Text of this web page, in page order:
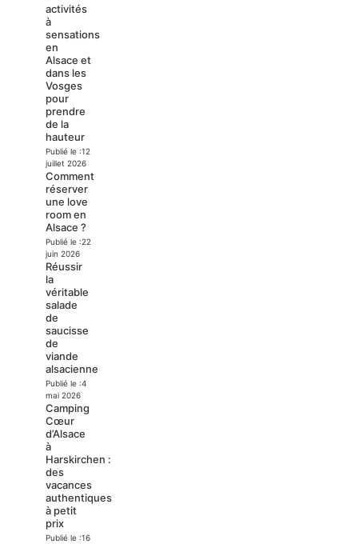
activités
à
sensations
en
Alsace et
dans les
Vosges
pour
prendre
de la
hauteur
Publié le :12
juillet 2026
Comment
réserver
une love
room en
Alsace ?
Publié le :22
juin 2026
Réussir
la
véritable
salade
de
saucisse
de
viande
alsacienne
Publié le :4
mai 2026
Camping
Cœur
d’Alsace
à
Harskirchen :
des
vacances
authentiques
à petit
prix
Publié le :16